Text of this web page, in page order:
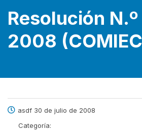
Resolución
2008
asdf 30 de julio de 2008
Categoría: